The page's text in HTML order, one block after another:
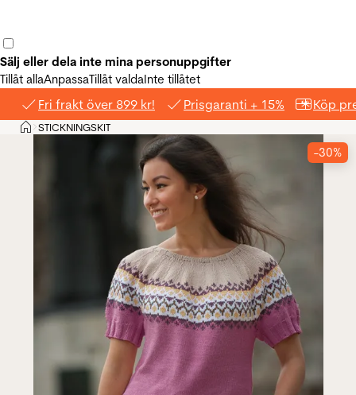
Sälj eller dela inte mina personuppgifter
Tillåt allaAnpassaTillåt valdaInte tillåtet
Fri frakt över 899 kr! Prisgaranti + 15% Köp
Hem
>STICKNINGSKIT
-30%